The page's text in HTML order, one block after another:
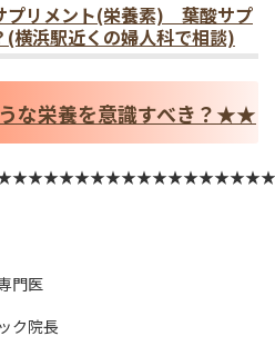
プリメント(栄養素) 葉酸サプ
(横浜駅近くの婦人科で相談)
な栄養を意識すべき？★★
門医
ク院長